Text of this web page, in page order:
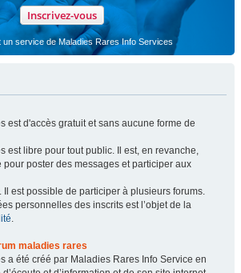
Inscrivez-vous
un service de Maladies Rares Info Services
est d'accès gratuit et sans aucune forme de
est libre pour tout public. Il est, en revanche,
poster des messages et participer aux
Il est possible de participer à plusieurs forums.
personnelles des inscrits est l’objet de la
.
maladies rares
a été créé par Maladies Rares Info Service en